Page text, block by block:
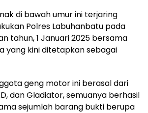
di bawah umur ini terjaring
Polres Labuhanbatu pada
tahun, 1 Januari 2025 bersama
yang kini ditetapkan sebagai
geng motor ini berasal dari
dan Gladiator, semuanya berhasil
sejumlah barang bukti berupa